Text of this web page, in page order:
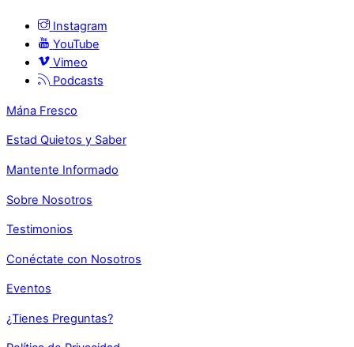
Instagram
YouTube
Vimeo
Podcasts
Mána Fresco
Estad Quietos y Saber
Mantente Informado
Sobre Nosotros
Testimonios
Conéctate con Nosotros
Eventos
¿Tienes Preguntas?